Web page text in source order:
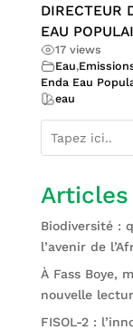
DIRECTEUR
EAU
17 views
Eau,
Enda Eau
eau
Biodiversité :
l’avenir de
À Fass Boye,
nouvelle
FISOL-2 :